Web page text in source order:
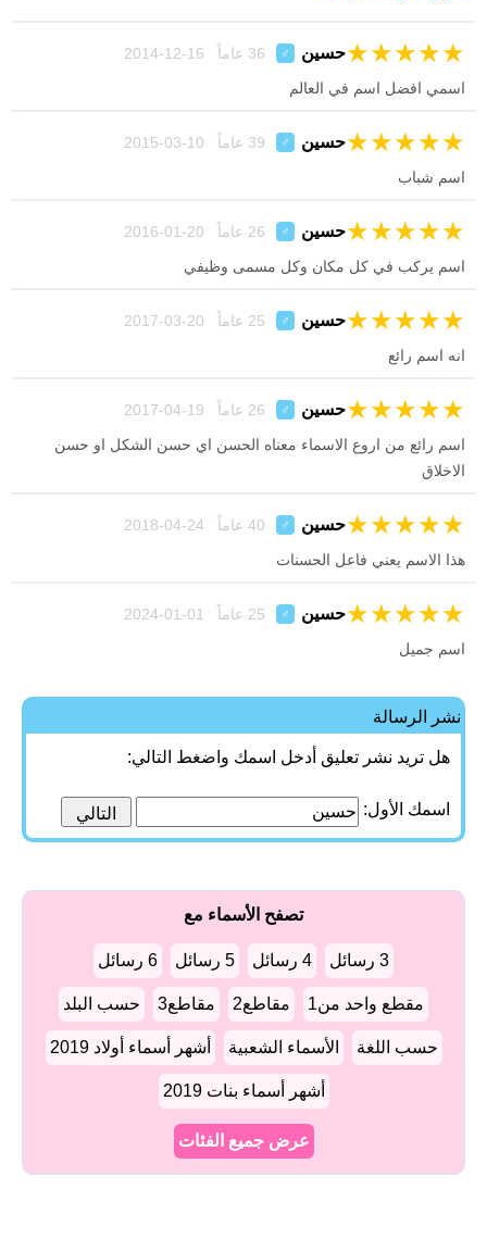
حسين ♂ ★
★
★
★
★
اسمي افضل اسم في العالم
حسين ♂ ★
★
★
★
★
اسم شباب
حسين ♂ ★
★
★
★
★
اسم يركب في كل مكان وكل مسمى وظيفي
حسين ♂ ★
★
★
★
★
انه اسم رائع
حسين ♂ ★
★
★
★
★
اسم رائع من اروع الاسماء معناه الحسن اي حسن الشكل او حسن
الاخلاق
حسين ♂ ★
★
★
★
★
هذا الاسم يعني فاعل الحسنات
حسين ♂ ★
★
★
★
★
اسم جميل
نشر الرسالة
هل تريد نشر تعليق أدخل اسمك واضغط التالي:
اسمك الأول:
تصفح الأسماء مع
3 رسائل 4 رسائل 5 رسائل 6 رسائل
مقطع واحد من1 مقاطع2 مقاطع3 حسب البلد
حسب اللغة الأسماء الشعبية أشهر أسماء أولاد 2019
أشهر أسماء بنات 2019
عرض جميع الفئات